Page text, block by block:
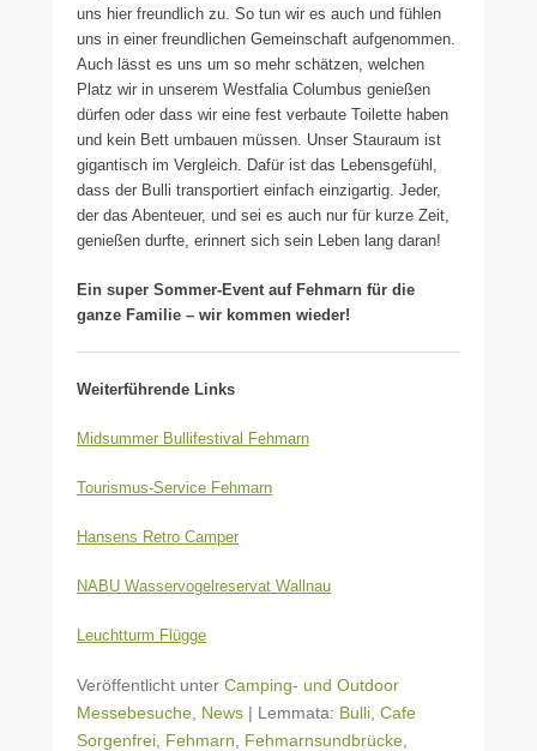
uns hier freundlich zu. So tun wir es auch und fühlen
uns in einer freundlichen Gemeinschaft aufgenommen.
Auch lässt es uns um so mehr schätzen, welchen
Platz wir in unserem Westfalia Columbus genießen
dürfen oder dass wir eine fest verbaute Toilette haben
und kein Bett umbauen müssen. Unser Stauraum ist
gigantisch im Vergleich. Dafür ist das Lebensgefühl,
dass der Bulli transportiert einfach einzigartig. Jeder,
der das Abenteuer, und sei es auch nur für kurze Zeit,
genießen durfte, erinnert sich sein Leben lang daran!
Ein super Sommer-Event auf Fehmarn für die
ganze Familie – wir kommen wieder!
Weiterführende Links
Midsummer Bullifestival Fehmarn
Tourismus-Service Fehmarn
Hansens Retro Camper
NABU Wasservogelreservat Wallnau
Leuchtturm Flügge
Veröffentlicht unter Camping- und Outdoor
Messebesuche News | Lemmata: Bulli Cafe
Sorgenfrei Fehmarn Fehmarnsundbrücke